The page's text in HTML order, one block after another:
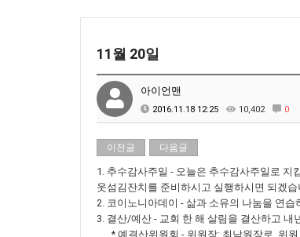
11월 20일
아이언맨
2016.11.18 12:25 10,402 0
이전글 다음글
1. 추수감사주일 - 오늘은 추수감사주일로 지
웃섬김잔치를 준비하시고 실행하시면 되겠습
2. 코이노니아데이 - 삶과 소유의 나눔을 연
3. 결산/예산 - 교회 한 해 살림을 결산하고
* 예결산위원회 - 위원장: 최낙원장로, 위원